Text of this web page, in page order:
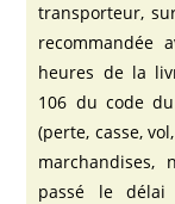
transporteur,
recommandée
heures de la
106 du code
(perte, casse,
marchandises,
passé le